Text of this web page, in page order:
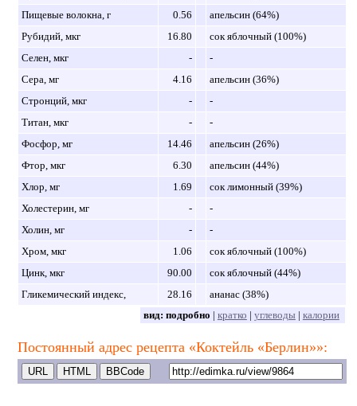
Пищевые волокна, г
0.56
апельсин (64%)
Рубидий, мкг
16.80
сок яблочный (100%)
Селен, мкг
-
-
Сера, мг
4.16
апельсин (36%)
Стронций, мкг
-
-
Титан, мкг
-
-
Фосфор, мг
14.46
апельсин (26%)
Фтор, мкг
6.30
апельсин (44%)
Хлор, мг
1.69
сок лимонный (39%)
Холестерин, мг
-
-
Холин, мг
-
-
Хром, мкг
1.06
сок яблочный (100%)
Цинк, мкг
90.00
сок яблочный (44%)
Гликемический индекс,
28.16
ананас (38%)
вид: подробно | кратко | углеводы| калории
Постоянный адрес рецепта «Коктейль «Берлин»»: